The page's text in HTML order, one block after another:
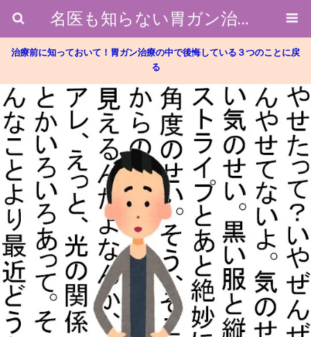
名医も知らない胃ガン治療のホントのところ
治療前に知っておいて！胃ガン治療の中で後悔している３つのことに戻
る